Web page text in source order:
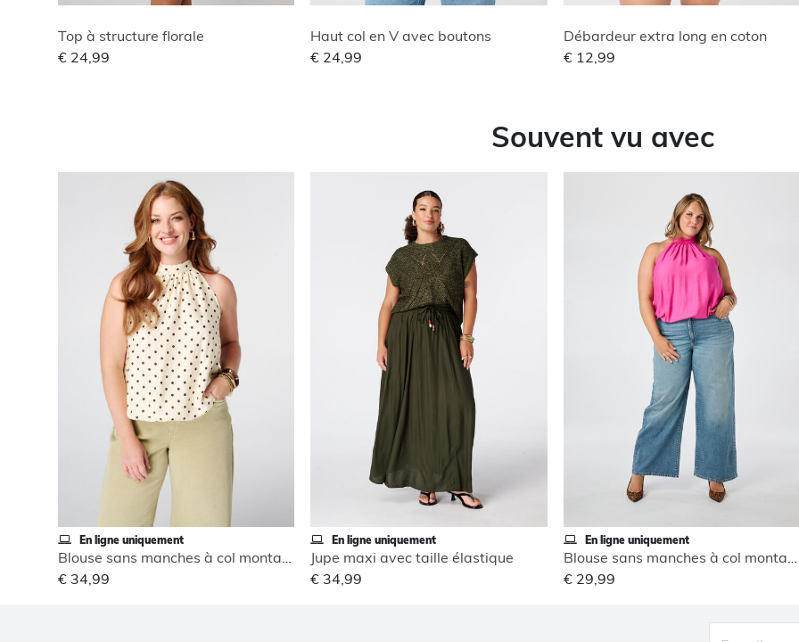
Top à structure florale
€ 24,99
Haut col en V avec boutons
€ 24,99
Débardeur extra long en coton
€ 12,99
Souvent vu avec
En ligne uniquement
Blouse sans manches à col montant
€ 34,99
En ligne uniquement
Jupe maxi avec taille élastique
€ 34,99
En ligne uniquement
Blouse sans manches à col montant
€ 29,99